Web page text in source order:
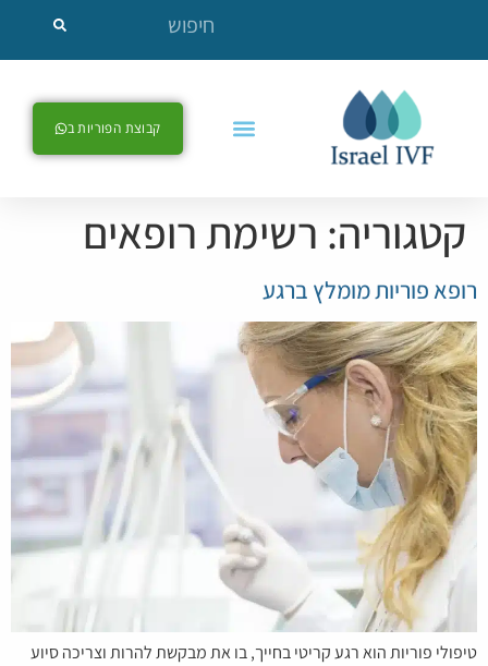
קבוצת הפוריות ב
קטגוריה: רשימת רופאים
רופא פוריות מומלץ ברגע
טיפולי פוריות הוא רגע קריטי בחייך, בו את מבקשת להרות וצריכה סיוע